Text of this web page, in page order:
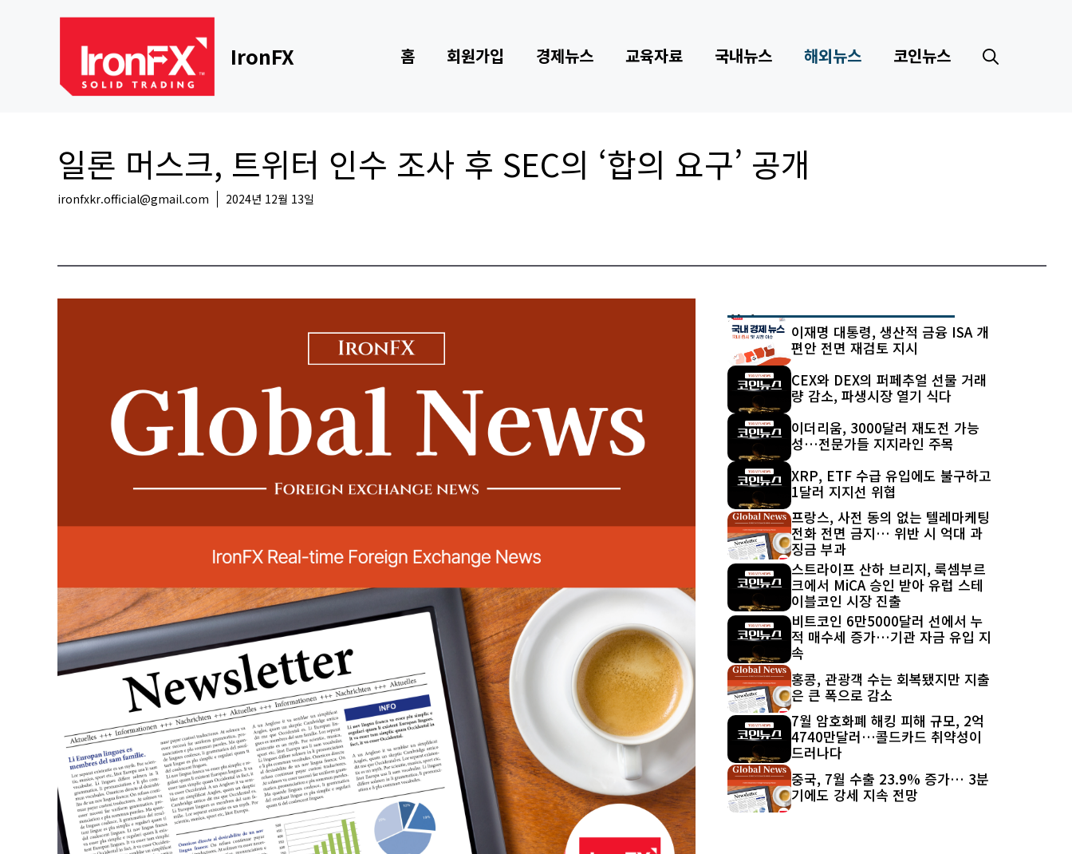
IronFX 홈 회원가입 경제뉴스 교육자료 국내뉴스 해외뉴스 코인뉴스
일론 머스크, 트위터 인수 조사 후 SEC의 ‘합의 요구’ 공개
ironfxkr.official@gmail.com 2024년 12월 13일
최신 글
이재명 대통령, 생산적 금융 ISA 개
편안 전면 재검토 지시
CEX와 DEX의 퍼페추얼 선물 거래
량 감소, 파생시장 열기 식다
이더리움, 3000달러 재도전 가능
성…전문가들 지지라인 주목
XRP, ETF 수급 유입에도 불구하고
1달러 지지선 위협
프랑스, 사전 동의 없는 텔레마케팅
전화 전면 금지… 위반 시 억대 과
징금 부과
스트라이프 산하 브리지, 룩셈부르
크에서 MiCA 승인 받아 유럽 스테
이블코인 시장 진출
비트코인 6만5000달러 선에서 누
적 매수세 증가…기관 자금 유입 지
속
홍콩, 관광객 수는 회복됐지만 지출
은 큰 폭으로 감소
7월 암호화폐 해킹 피해 규모, 2억
4740만달러…콜드카드 취약성이
드러나다
중국, 7월 수출 23.9% 증가… 3분
기에도 강세 지속 전망